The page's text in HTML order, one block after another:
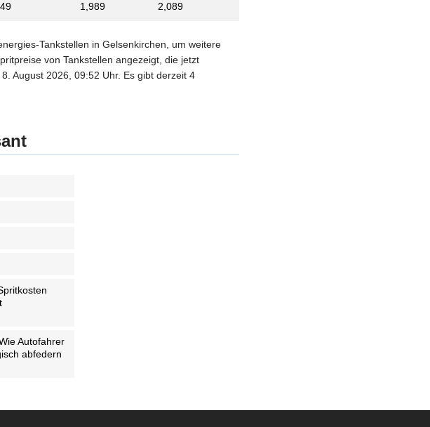
1,989 2,089
Tankstellen in Gelsenkirchen, um weitere
von Tankstellen angezeigt, die jetzt
August 2026, 09:52 Uhr. Es gibt derzeit 4
Autofahrer
abfedern